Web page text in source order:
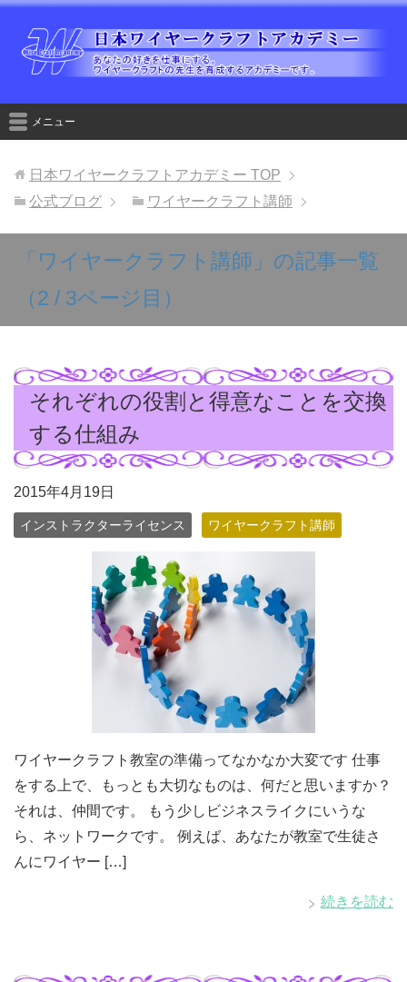
メニュー
日本ワイヤークラフトアカデミー TOP
公式ブログ
ワイヤークラフト講師
「ワイヤークラフト講師」の記事一覧
（2 / 3ページ目）
それぞれの役割と得意なことを交換
する仕組み
2015年4月19日
インストラクターライセンス ワイヤークラフト講師
ワイヤークラフト教室の準備ってなかなか大変です 仕事
をする上で、もっとも大切なものは、何だと思いますか？
それは、仲間です。 もう少しビジネスライクにいうな
ら、ネットワークです。 例えば、あなたが教室で生徒さ
んにワイヤー […]
続きを読む